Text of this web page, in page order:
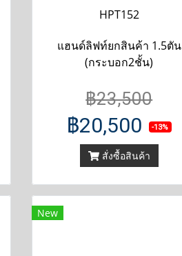
HPT152
แฮนด์ลิฟท์ยกสินค้า 1.5ตัน
(กระบอก2ชั้น)
฿23,500
฿20,500 -13%
สั่งซื้อสินค้า
New